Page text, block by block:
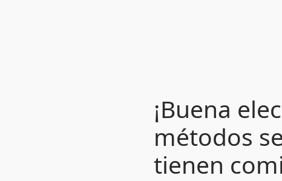
¡Buena
métodos
tienen